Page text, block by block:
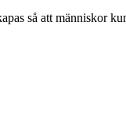
så att människor